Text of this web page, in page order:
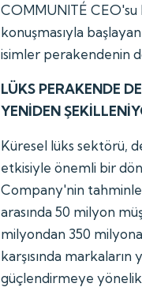
COMMUNITÉ CEO'su
konuşmasıyla
isimler perakendenin
LÜKS PERAKENDE
YENİDEN
Küresel lüks sektörü,
etkisiyle önemli bir
Company'nin
arasında 50 milyon
milyondan 350
karşısında markaların
güçlendirmeye